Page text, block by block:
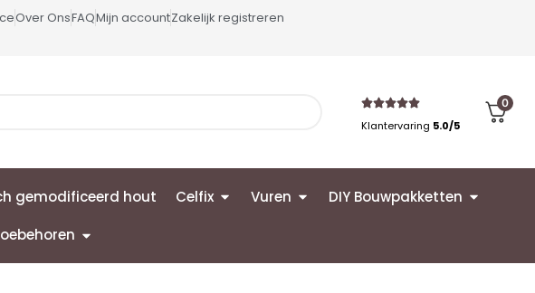
Over OnsFAQMijn accountZakelijk registreren
Klantervaring 5.0/5
0
gemodificeerd hout Celfix Vuren DIY Bouwpakketten